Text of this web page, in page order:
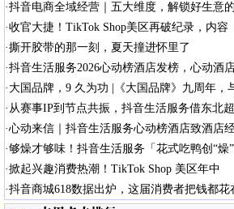
·抖音电商全域经营｜五大维度，解锁好生意
·收官大捷！TikTok Shop美区再破纪录，内容
·撕开胶带的那一刻，夏天撞进怀里了
·抖音生活服务2026心动榜酒店发榜，心动酒
· 大国品牌，9 久为功 |《大国品牌》九周年，
· 从赛事IP到节点共振，抖音生活服务借东北
·心动来信｜抖音生活服务心动榜酒店致酒店
·够燥才够味！抖音生活服务「花式吃鸭创“燥
·掀起兴趣消费热潮！TikTok Shop 美区年中
·抖音商城618数据出炉，这届消费者把钱都花